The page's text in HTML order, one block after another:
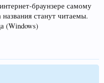
браунзере самому
станут читаемы.
(Windows)